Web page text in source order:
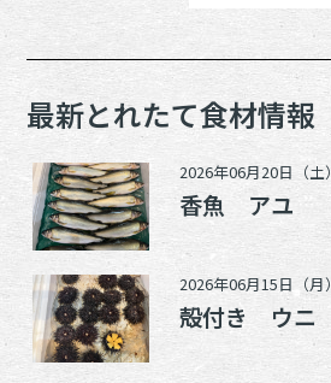
最新とれたて食材情報
2026年06月20日（土）
香魚 アユ
2026年06月15日（月）
殻付き ウニ